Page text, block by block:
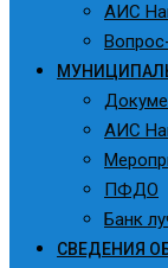
АИС
АИС
ПФДО
Банк
СВЕДЕНИЯ